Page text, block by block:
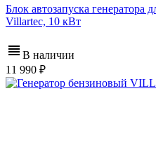
Блок автозапуска генератора
Villartec, 10 кВт
В наличии
11 990